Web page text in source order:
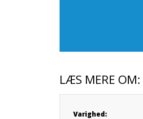
LÆS MERE OM:
Varighed: